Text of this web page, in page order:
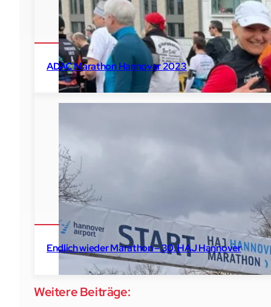
2026 Hannover
ADAC Marathon Hannover 2023
2023Hannover
Endlich wieder Marathon – 30. HAJ Hannover
Weitere Beiträge: